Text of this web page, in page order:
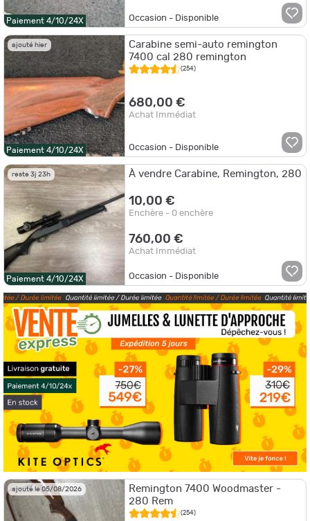
Paiement 4/10/24X Occasion - Disponible
ajouté hier
Paiement 4/10/24X
Carabine semi-auto remington
7400 cal 280 remington
(254)
680,00 €
Achat Immédiat
Occasion - Disponible
reste 3j 23h
Paiement 4/10/24X
À vendre Carabine, Remington, 280
10,00 €
Enchère - 0 enchère
760,00 €
Achat Immédiat
Occasion - Disponible
ajouté le 05/08/2026
Remington 7400 Woodmaster -
280 Rem
(254)